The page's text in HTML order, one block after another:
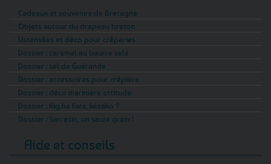
Cadeaux et souvenirs de Bretagne
Objets autour du drapeau breton
Ustensiles et déco pour crêperies
Dossier : caramel au beurre salé
Dossier : sel de Guérande
Dossier : accessoires pour crêpière
Dossier : déco marinière attitude
Dossier : Kig ha Farz, kézako ?
Dossier : Sarrasin, un sacré grain !
Aide et conseils